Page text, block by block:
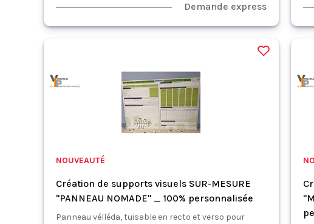
Demande express
NOUVEAUTÉ
Création de supports visuels SUR-MESURE
"PANNEAU NOMADE" _ 100% personnalisée
Panneau vélléda, tuisable en recto et verso pour